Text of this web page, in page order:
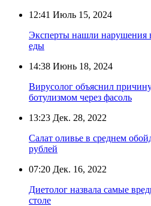
12:41 Июль 15, 2024
Эксперты нашли нарушения
еды
14:38 Июнь 18, 2024
Вирусолог объяснил
ботулизмом через фасоль
13:23 Дек. 28, 2022
Салат оливье в среднем
рублей
07:20 Дек. 16, 2022
Диетолог назвала самые
столе